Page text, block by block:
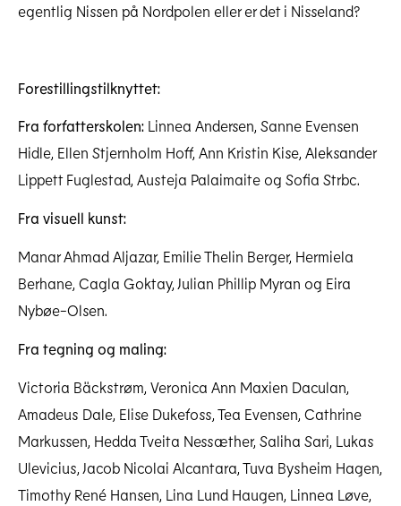
egentlig Nissen på Nordpolen eller er det i Nisseland?
Forestillingstilknyttet:
Fra forfatterskolen: Linnea Andersen, Sanne Evensen
Hidle, Ellen Stjernholm Hoff, Ann Kristin Kise, Aleksander
Lippett Fuglestad, Austeja Palaimaite og Sofia Strbc.
Fra visuell kunst:
Manar Ahmad Aljazar, Emilie Thelin Berger, Hermiela
Berhane, Cagla Goktay, Julian Phillip Myran og Eira
Nybøe-Olsen.
Fra tegning og maling:
Victoria Bäckstrøm, Veronica Ann Maxien Daculan,
Amadeus Dale, Elise Dukefoss, Tea Evensen, Cathrine
Markussen, Hedda Tveita Nessæther, Saliha Sari, Lukas
Ulevicius, Jacob Nicolai Alcantara, Tuva Bysheim Hagen,
Timothy René Hansen, Lina Lund Haugen, Linnea Løve,
Foto: Marte Refsdal
Last ned høyoppløselig